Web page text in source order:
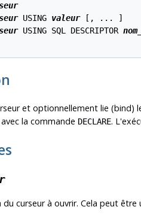
USING valeur [, ... ]
USING SQL DESCRIPTOR
et optionnellement lie (bind)
la commande DECLARE.
du curseur à ouvrir. Cela peut